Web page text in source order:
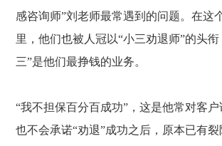
感咨询师”刘老师最常遇到的问题。在这
里，他们也被人冠以“小三劝退师”的头
三”是他们最挣钱的业务。
“我不担保百分百成功”，这是他常对客
也不会承诺“劝退”成功之后，原本已有